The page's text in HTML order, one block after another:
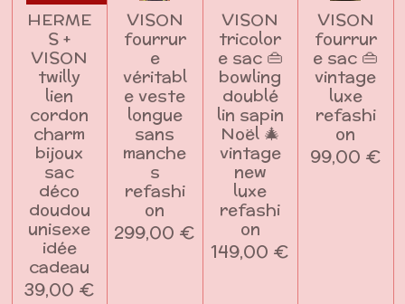
HERME
S +
VISON
twilly
lien
cordon
charm
bijoux
sac
déco
doudou
unisexe
idée
cadeau
39,00 €
VISON
fourrur
e
véritabl
e veste
longue
sans
manche
s
refashi
on
299,00 €
VISON
tricolor
e sac 👜
bowling
doublé
lin sapin
Noël 🎄
vintage
new
luxe
refashi
on
149,00 €
VISON
fourrur
e sac 👜
vintage
luxe
refashi
on
99,00 €